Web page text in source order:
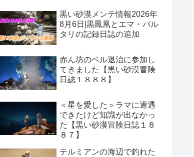
黒い砂漠メンテ情報2026年
8月6日|黒鳳凰とエマ・バル
タリの記録日誌の追加
赤ん坊のベル退治に参加し
てきました【黒い砂漠冒険
日誌１８８８】
＜星を愛した＞ラマに遭遇
できたけど知識が出なかっ
た【黒い砂漠冒険日誌１８
８７】
テルミアンの海辺で釣れた